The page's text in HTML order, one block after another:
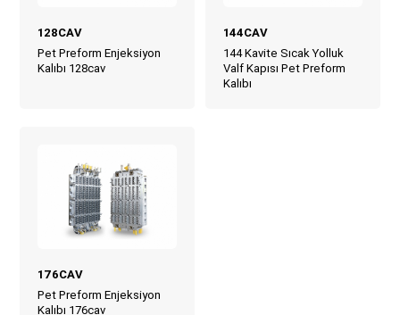
128CAV
Pet Preform Enjeksiyon
Kalıbı 128cav
144CAV
144 Kavite Sıcak Yolluk
Valf Kapısı Pet Preform
Kalıbı
176CAV
Pet Preform Enjeksiyon
Kalıbı 176cav